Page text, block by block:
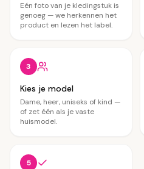
Eén foto van je kledingstuk is
genoeg — we herkennen het
product en lezen het label.
3
Kies je model
Dame, heer, uniseks of kind —
of zet één als je vaste
huismodel.
5